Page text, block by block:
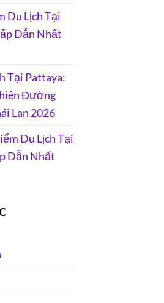
Du Lịch Tại
Dẫn Nhất
Tại Pattaya:
Đường
Lan 2026
Du Lịch Tại
Dẫn Nhất